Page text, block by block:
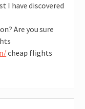
I have discovered
Are you sure
cheap flights